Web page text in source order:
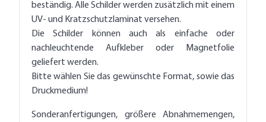
beständig. Alle Schilder werden zusätzlich mit einem
UV- und Kratzschutzlaminat versehen.
Die Schilder können auch als einfache oder
nachleuchtende Aufkleber oder Magnetfolie
geliefert werden.
Bitte wählen Sie das gewünschte Format, sowie das
Druckmedium!
Sonderanfertigungen, größere Abnahmemengen,